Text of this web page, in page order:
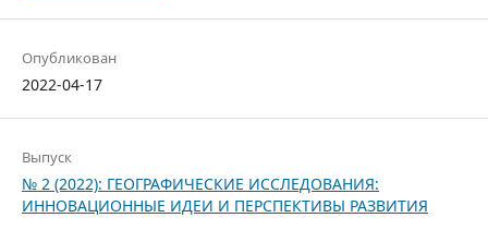
Опубликован
2022-04-17
Выпуск
№ 2 (2022): ГЕОГРАФИЧЕСКИЕ ИССЛЕДОВАНИЯ:
ИННОВАЦИОННЫЕ ИДЕИ И ПЕРСПЕКТИВЫ РАЗВИТИЯ